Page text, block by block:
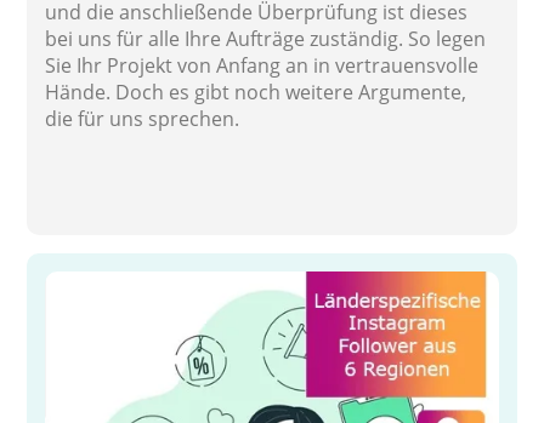
und die anschließende Überprüfung ist dieses
bei uns für alle Ihre Aufträge zuständig. So legen
Sie Ihr Projekt von Anfang an in vertrauensvolle
Hände. Doch es gibt noch weitere Argumente,
die für uns sprechen.